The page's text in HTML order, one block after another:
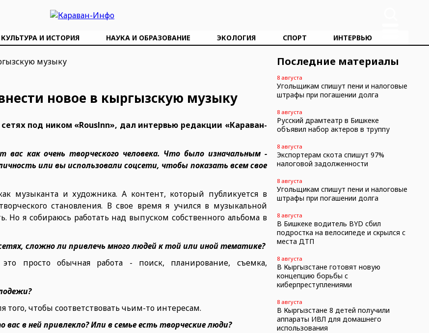
КУЛЬТУРА И ИСТОРИЯ НАУКА И ОБРАЗОВАНИЕ ЭКОЛОГИЯ СПОРТ ИНТЕРВЬЮ
новое в кыргызскую музыку
под ником «Rouslnn», дал интервью редакции «Караван-
как очень творческого человека. Что было изначальным -
или вы использовали соцсети, чтобы показать всем свое
музыканта и художника. А контент, который публикуется в
становления. В свое время я учился в музыкальной
я собираюсь работать над выпуском собственного альбома в
сложно ли привлечь много людей к той или иной тематике?
просто обычная работа - поиск, планирование, съемка,
чтобы соответствовать чьим-то интересам.
в ней привлекло? Или в семье есть творческие люди?
Последние материалы
8 августа
Угольщикам спишут пени и налоговые
штрафы при погашении долга
8 августа
Русский драмтеатр в Бишкеке
объявил набор актеров в труппу
8 августа
Экспортерам скота спишут 97%
налоговой задолженности
8 августа
Угольщикам спишут пени и налоговые
штрафы при погашении долга
8 августа
В Бишкеке водитель BYD сбил
подростка на велосипеде и скрылся с
места ДТП
8 августа
В Кыргызстане готовят новую
концепцию борьбы с
киберпреступлениями
8 августа
В Кыргызстане 8 детей получили
аппараты ИВЛ для домашнего
использования